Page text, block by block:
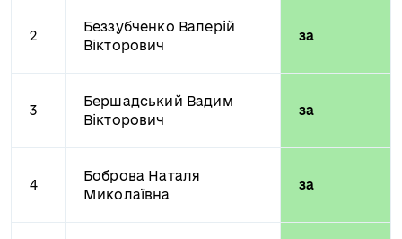
2
Беззубченко Валерій
Вікторович
за
3
Бершадський Вадим
Вікторович
за
4
Боброва Наталя
Миколаївна
за